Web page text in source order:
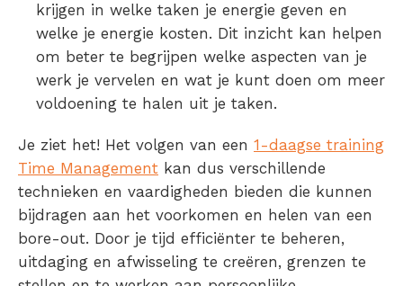
krijgen in welke taken je energie geven en
welke je energie kosten. Dit inzicht kan helpen
om beter te begrijpen welke aspecten van je
werk je vervelen en wat je kunt doen om meer
voldoening te halen uit je taken.
Je ziet het! Het volgen van een 1-daagse training
Time Management kan dus verschillende
technieken en vaardigheden bieden die kunnen
bijdragen aan het voorkomen en helen van een
bore-out. Door je tijd efficiënter te beheren,
uitdaging en afwisseling te creëren, grenzen te